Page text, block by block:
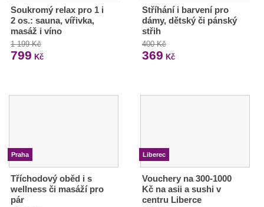
Soukromý relax pro 1 i
2 os.: sauna, vířivka,
masáž i víno
1 199 Kč
799 Kč
Stříhání i barvení pro
dámy, dětský či pánský
střih
400 Kč
369 Kč
Praha
Tříchodový oběd i s
wellness či masáží pro
pár
Liberec
Vouchery na 300-1000
Kč na asii a sushi v
centru Liberce